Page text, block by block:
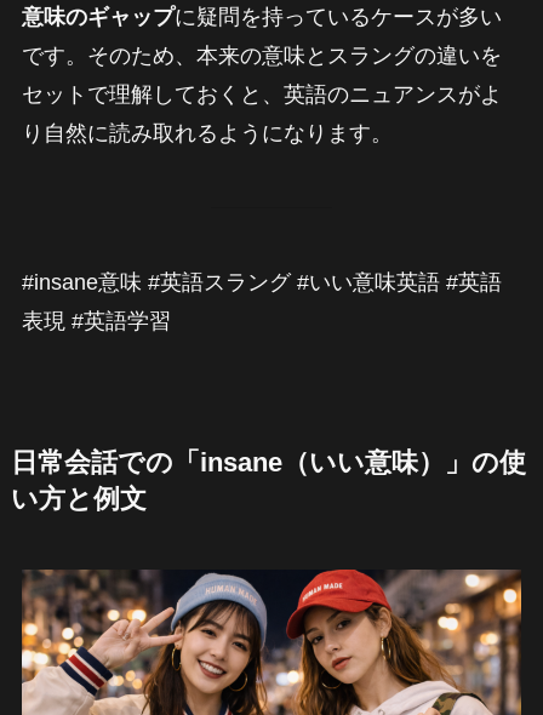
意味のギャップに疑問を持っているケースが多い
です。そのため、本来の意味とスラングの違いを
セットで理解しておくと、英語のニュアンスがよ
り自然に読み取れるようになります。
#insane意味 #英語スラング #いい意味英語 #英語
表現 #英語学習
日常会話での「insane（いい意味）」の使
い方と例文